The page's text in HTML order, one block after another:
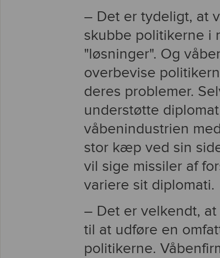
– Det er tydeligt, at
skubbe politikerne i
"løsninger". Og
overbevise
deres problemer.
understøtte
våbenindustrien
stor kæp ved sin
vil sige missiler af
variere sit diplomati.
– Det er velkendt,
til at udføre en
politikerne.